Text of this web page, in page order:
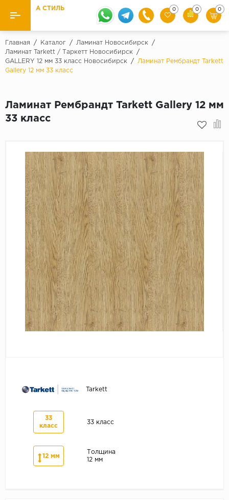
Назад
Ламинат Бренды
Quick Step
31 класс
32 класс
33 класс
Палитра
Серый
Бежевый
Дуб светлый
Коричневый
Страна
Австрия
Ковролин и ковровая плитка
Линолеум
Плинтус
Кварцевый ламинат SPC
Подложка под паркет и ламинат
А СТИЛЬ 0 0 0
Главная / Каталог / Ламинат Новосибирск
/
Ламинат Tarkett / Таркетт Новосибирск
/
GALLERY 12 мм 33 класс Новосибирск
/
Ламинат Рембрандт Tarkett
Gallery 12 мм 33 класс
Ламинат Рембрандт Tarkett Gallery 12 мм
33 класс
Tarkett
33
класс
33 класс
12 мм
Толщина
12 мм